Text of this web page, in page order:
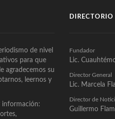
de nivel
para que
agradecemos su
leernos y
información:
DIRECTORIO
Fundador
Lic.
Director General
Lic. Marcela
Director de
Guillermo